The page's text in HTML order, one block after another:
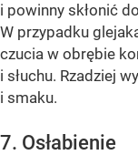
i powinny skłonić
W przypadku
czucia w obrębie
i słuchu. Rzadziej
i smaku.
7. Osłabienie